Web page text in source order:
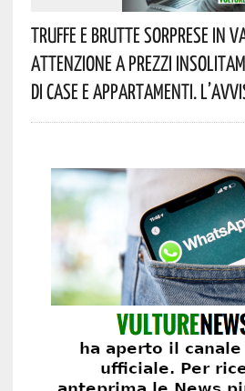
Truffe E Brutte Sorprese In
Attenzione A Prezzi
Di Case E Appartamenti.